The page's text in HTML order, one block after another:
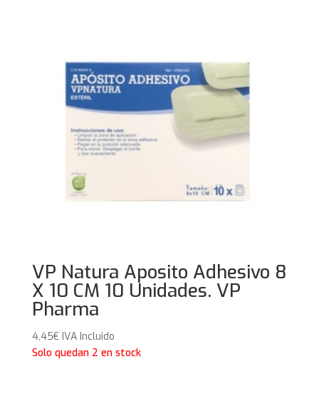
VP Natura Aposito Adhesivo 8
X 10 CM 10 Unidades. VP
Pharma
4,45€ IVA Incluido
Solo quedan 2 en stock